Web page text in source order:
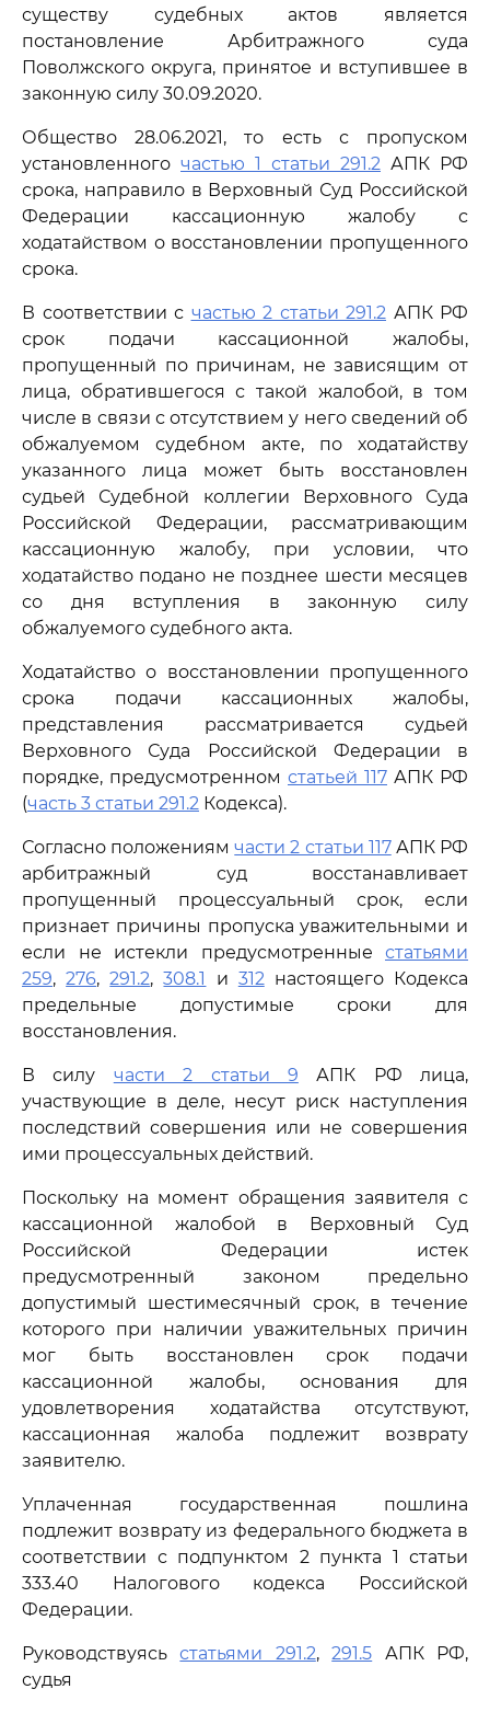
существу судебных актов является
постановление Арбитражного суда
Поволжского округа, принятое и вступившее в
законную силу 30.09.2020.
Общество 28.06.2021, то есть с пропуском
установленного частью 1 статьи 291.2 АПК РФ
срока, направило в Верховный Суд Российской
Федерации кассационную жалобу с
ходатайством о восстановлении пропущенного
срока.
В соответствии с частью 2 статьи 291.2 АПК РФ
срок подачи кассационной жалобы,
пропущенный по причинам, не зависящим от
лица, обратившегося с такой жалобой, в том
числе в связи с отсутствием у него сведений об
обжалуемом судебном акте, по ходатайству
указанного лица может быть восстановлен
судьей Судебной коллегии Верховного Суда
Российской Федерации, рассматривающим
кассационную жалобу, при условии, что
ходатайство подано не позднее шести месяцев
со дня вступления в законную силу
обжалуемого судебного акта.
Ходатайство о восстановлении пропущенного
срока подачи кассационных жалобы,
представления рассматривается судьей
Верховного Суда Российской Федерации в
порядке, предусмотренном статьей 117 АПК РФ
(часть 3 статьи 291.2 Кодекса).
Согласно положениямчасти 2 статьи 117АПК РФ
арбитражный суд восстанавливает
пропущенный процессуальный срок, если
признает причины пропуска уважительными и
если не истекли предусмотренные статьями
259,276,291.2,308.1 и 312настоящего Кодекса
предельные допустимые сроки для
восстановления.
В силу части 2 статьи 9 АПК РФ лица,
участвующие в деле, несут риск наступления
последствий совершения или не совершения
ими процессуальных действий.
Поскольку на момент обращения заявителя с
кассационной жалобой в Верховный Суд
Российской Федерации истек
предусмотренный законом предельно
допустимый шестимесячный срок, в течение
которого при наличии уважительных причин
мог быть восстановлен срок подачи
кассационной жалобы, основания для
удовлетворения ходатайства отсутствуют,
кассационная жалоба подлежит возврату
заявителю.
Уплаченная государственная пошлина
подлежит возврату из федерального бюджета в
соответствии с подпунктом 2 пункта 1 статьи
333.40 Налогового кодекса Российской
Федерации.
Руководствуясьстатьями 291.2,291.5 АПК РФ,
судья